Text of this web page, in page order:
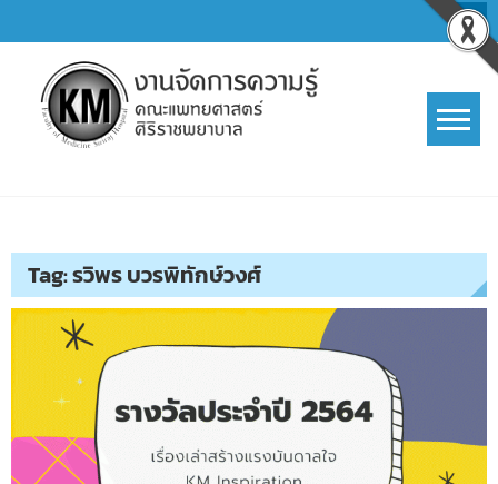
to
content
Tag:รวิพร บวรพิทักษ์วงศ์